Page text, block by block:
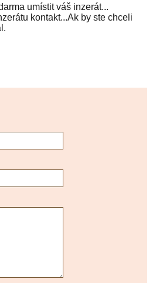
umístit váš inzerát...
kontakt...Ak by ste chceli